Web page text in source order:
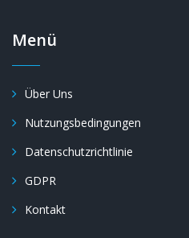
Menü
Über Uns
Nutzungsbedingungen
Datenschutzrichtlinie
GDPR
Kontakt